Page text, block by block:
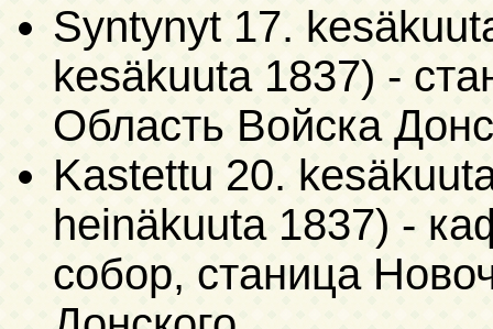
Syntynyt 17.
kesäkuuta 1837) -
Область Войска
Kastettu 20.
heinäkuuta 1837) -
собор, станица